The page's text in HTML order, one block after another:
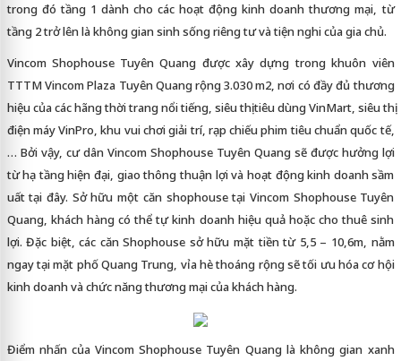
trong đó tầng 1 dành cho các hoạt động kinh doanh thương mại, từ
tầng 2 trở lên là không gian sinh sống riêng tư và tiện nghi của gia chủ.
Vincom Shophouse Tuyên Quang được xây dựng trong khuôn viên
TTTM Vincom Plaza Tuyên Quang rộng 3.030 m2, nơi có đầy đủ thương
hiệu của các hãng thời trang nổi tiếng, siêu thị tiêu dùng VinMart, siêu thị
điện máy VinPro, khu vui chơi giải trí, rạp chiếu phim tiêu chuẩn quốc tế,
… Bởi vậy, cư dân Vincom Shophouse Tuyên Quang sẽ được hưởng lợi
từ hạ tầng hiện đại, giao thông thuận lợi và hoạt động kinh doanh sầm
uất tại đây. Sở hữu một căn shophouse tại Vincom Shophouse Tuyên
Quang, khách hàng có thể tự kinh doanh hiệu quả hoặc cho thuê sinh
lợi. Đặc biệt, các căn Shophouse sở hữu mặt tiền từ 5,5 – 10,6m, nằm
ngay tại mặt phố Quang Trung, vỉa hè thoáng rộng sẽ tối ưu hóa cơ hội
kinh doanh và chức năng thương mại của khách hàng.
Điểm nhấn của Vincom Shophouse Tuyên Quang là không gian xanh